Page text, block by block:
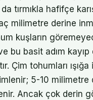
tırmıkla hafifçe
milimetre derine
kuşların
bu basit adım kayıp
Çim tohumları
5-10 milimetre
Ancak çok derin